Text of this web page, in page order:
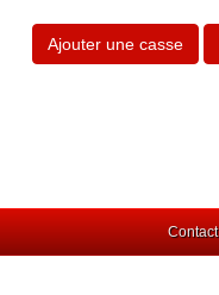
Ajouter une casse
Contact